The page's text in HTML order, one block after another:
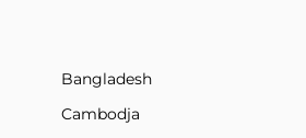
Bangladesh
Cambodja